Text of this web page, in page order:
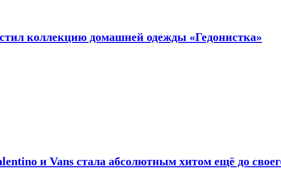
коллекцию домашней одежды «Гедонистка»
и Vans стала абсолютным хитом ещё до